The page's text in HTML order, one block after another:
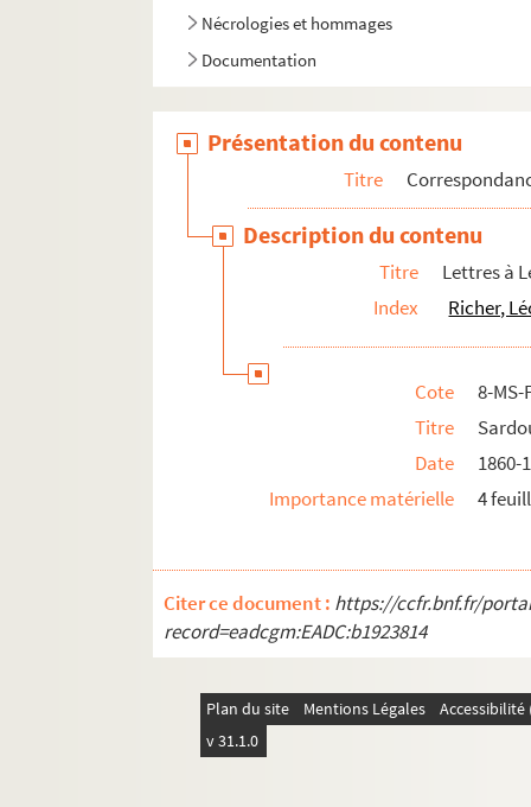
Nécrologies et hommages
Documentation
Présentation du contenu
Titre
Description du contenu
Titre
Lettres à
Index
Richer,
Cote
8-MS-
Titre
Date
1860-
Importance matérielle
4
Citer ce document : https://ccfr.bnf.fr/
record=eadcgm:EADC:b1923814
Plan du site Mentions Légales
v 31.1.0